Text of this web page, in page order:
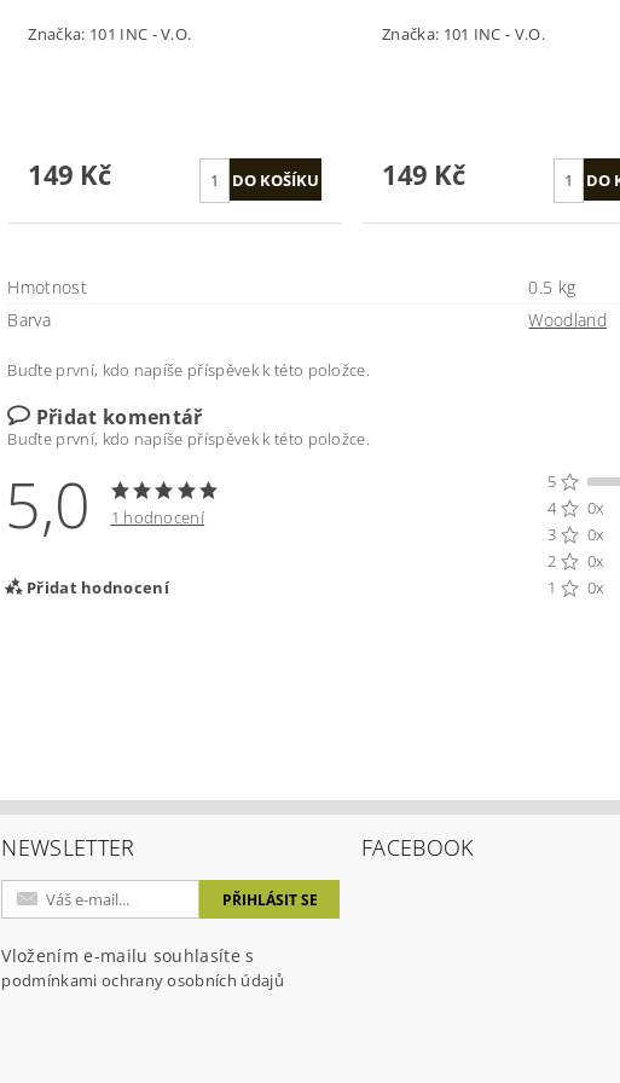
Značka: 101 INC - V.O.
149 Kč
Značka: 101 INC - V.O.
149 Kč
Hmotnost
0.5 kg
Barva
Woodland
Buďte první, kdo napíše příspěvek k této položce.
Přidat komentář
Buďte první, kdo napíše příspěvek k této položce.
5,0 1 hodnocení
Přidat hodnocení
5
4
0x
3
0x
2
0x
1
0x
Vložením hodnocení souhlasíte s
NEWSLETTER
Vložením e-mailu souhlasíte s
podmínkami ochrany osobních údajů
FACEBOOK